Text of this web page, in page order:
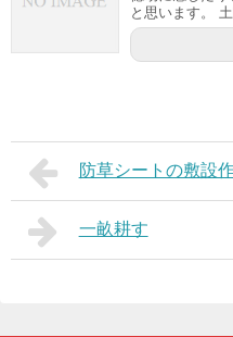
と思います。
防草シートの敷設
一畝耕す